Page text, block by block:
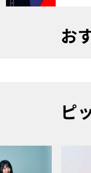
お
ピ